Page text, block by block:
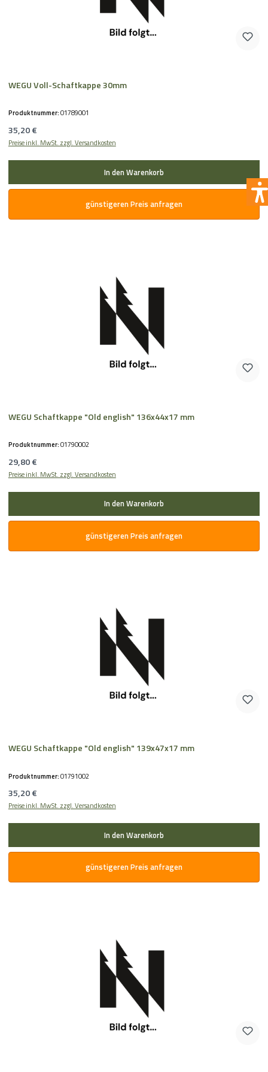
WEGU Voll-Schaftkappe 30mm
Produktnummer:01789001
Regulärer Preis:
35,20 €
Preise inkl. MwSt. zzgl. Versandkosten
In den Warenkorb
günstigeren Preis anfragen
WEGU Schaftkappe "Old english" 136x44x17 mm
Produktnummer:01790002
Regulärer Preis:
29,80 €
Preise inkl. MwSt. zzgl. Versandkosten
In den Warenkorb
günstigeren Preis anfragen
WEGU Schaftkappe "Old english" 139x47x17 mm
Produktnummer:01791002
Regulärer Preis:
35,20 €
Preise inkl. MwSt. zzgl. Versandkosten
In den Warenkorb
günstigeren Preis anfragen